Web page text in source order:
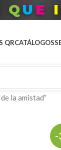
Q U E I
QRCATÁLOGOS
la amistad”
-